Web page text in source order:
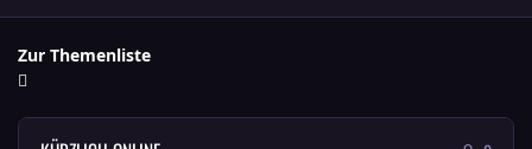
Zur Themenliste